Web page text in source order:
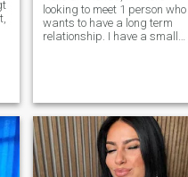
looking to meet 1 person who
wants to have a long term
relationship. I have a small
That I don't answer mess